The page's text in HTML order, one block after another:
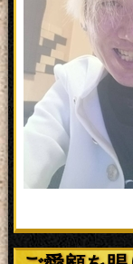
2018/12/25
2018/11/21
2018/11/21